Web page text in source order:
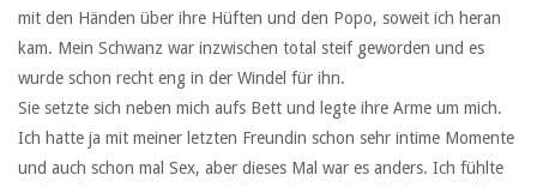
mit den Händen über ihre Hüften und den Popo, soweit ich heran
kam. Mein Schwanz war inzwischen total steif geworden und es
wurde schon recht eng in der Windel für ihn.
Sie setzte sich neben mich aufs Bett und legte ihre Arme um mich.
Ich hatte ja mit meiner letzten Freundin schon sehr intime Momente
und auch schon mal Sex, aber dieses Mal war es anders. Ich fühlte